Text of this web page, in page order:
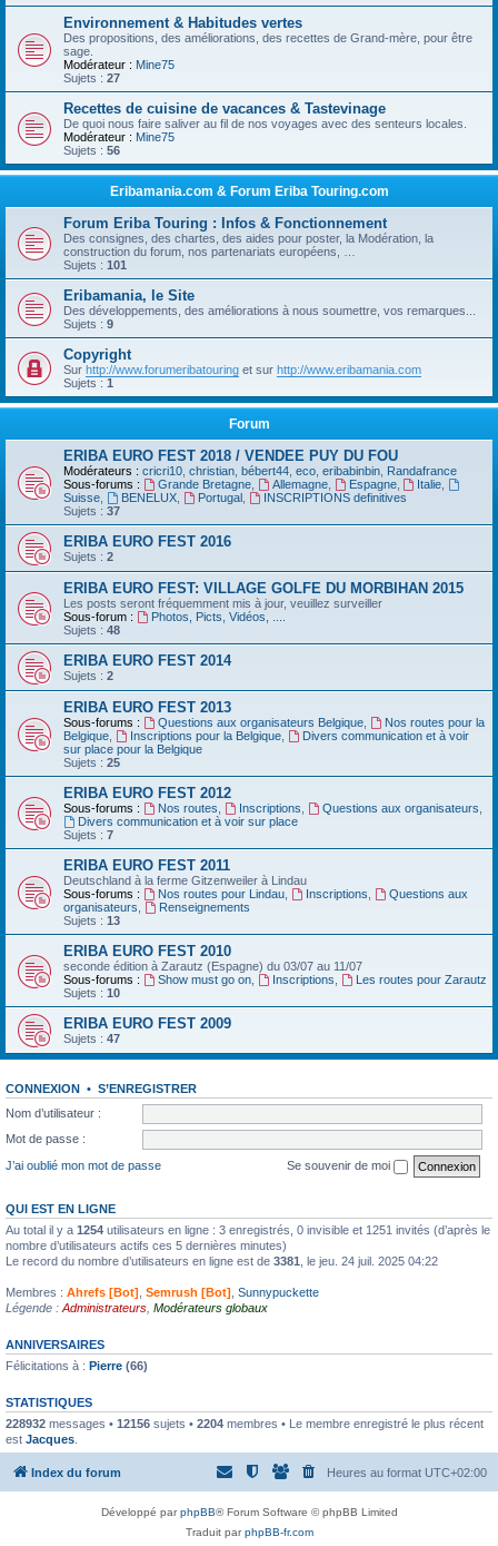
Environnement & Habitudes vertes
Des propositions, des améliorations, des recettes de Grand-mère, pour être
sage.
Modérateur : Mine75
Sujets : 27
Recettes de cuisine de vacances & Tastevinage
De quoi nous faire saliver au fil de nos voyages avec des senteurs locales.
Modérateur : Mine75
Sujets : 56
Eribamania.com & Forum Eriba Touring.com
Forum Eriba Touring : Infos & Fonctionnement
Des consignes, des chartes, des aides pour poster, la Modération, la
construction du forum, nos partenariats européens, …
Sujets : 101
Eribamania, le Site
Des développements, des améliorations à nous soumettre, vos remarques...
Sujets : 9
Copyright
Sur http://www.forumeribatouring et sur http://www.eribamania.com
Sujets : 1
Forum
ERIBA EURO FEST 2018 / VENDEE PUY DU FOU
Modérateurs : cricri10 christian bébert44 eco eribabinbin Randafrance
Sous-forums :
Grande Bretagne, Allemagne, Espagne, Italie
Suisse
BENELUX, Portugal,
INSCRIPTIONS definitives
Sujets : 37
ERIBA EURO FEST 2016
Sujets : 2
ERIBA EURO FEST: VILLAGE GOLFE DU MORBIHAN 2015
Les posts seront fréquemment mis à jour, veuillez surveiller
Sous-forum :
Photos, Picts, Vidéos, ....
Sujets : 48
ERIBA EURO FEST 2014
Sujets : 2
ERIBA EURO FEST 2013
Sous-forums : Questions aux organisateurs Belgique,
Nos routes pour la
Belgique
Inscriptions pour la Belgique,
Divers communication et à voir
sur place pour la Belgique
Sujets : 25
ERIBA EURO FEST 2012
Sous-forums : Nos routes Inscriptions Questions aux organisateurs
Divers communication et à voir sur place
Sujets : 7
ERIBA EURO FEST 2011
Deutschland‏ à la ferme Gitzenweiler à Lindau
Sous-forums :
Nos routes pour Lindau, Inscriptions
Questions aux
organisateurs
Renseignements
Sujets : 13
ERIBA EURO FEST 2010
seconde édition à Zarautz (Espagne) du 03/07 au 11/07
Sous-forums :
Show must go on, Inscriptions
Les routes pour Zarautz
Sujets : 10
ERIBA EURO FEST 2009
Sujets : 47
CONNEXION • S’ENREGISTRER
Nom d’utilisateur :
Mot de passe :
J’ai oublié mon mot de passe
Se souvenir de moi
QUI EST EN LIGNE
Au total il y a 1254 utilisateurs en ligne : 3 enregistrés, 0 invisible et 1251 invités (d’après le
nombre d’utilisateurs actifs ces 5 dernières minutes)
Le record du nombre d’utilisateurs en ligne est de 3381 , le jeu. 24 juil. 2025 04:22
Membres : Ahrefs [Bot] Semrush [Bot] Sunnypuckette
Légende : Administrateurs Modérateurs globaux
ANNIVERSAIRES
Félicitations à : Pierre (66)
STATISTIQUES
228932 messages • 12156 sujets • 2204 membres • Le membre enregistré le plus récent
est Jacques
Index du forum Heures au format UTC+02:00
Développé parphpBB® Forum Software © phpBB Limited
Traduit parphpBB-fr.com